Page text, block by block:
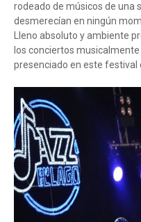
rodeado de músicos de una
desmerecían en ningún
Lleno absoluto y ambiente
los conciertos
presenciado en este festival